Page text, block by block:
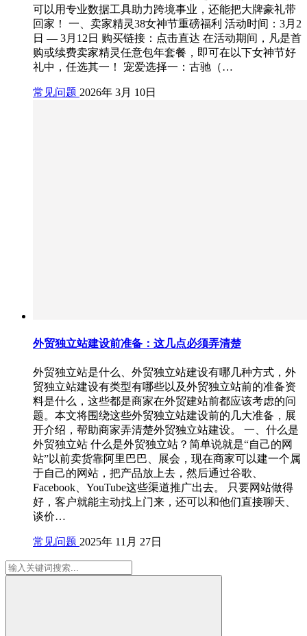
可以用专业数据工具助力跨境事业，还能把大牌豪礼带
回家！ 一、卖家精灵38女神节重磅福利 活动时间：3月2
日 — 3月12日 购买链接：点击直达 在活动期间，凡是首
购或续费卖家精灵任意包年套餐，即可在以下女神节好
礼中，任选其一！ 宠爱选择一：古驰（…
常见问题 2026年 3月 10日
外贸独立站建设前准备：这几点必须弄清楚
外贸独立站是什么、外贸独立站建设有哪几种方式，外
贸独立站建设有类型有哪些以及外贸独立站前的准备资
料是什么，这些都是商家在外贸建站前都应该考虑的问
题。本文将围绕这些外贸独立站建设前的几大准备，展
开介绍，帮助商家弄清楚外贸独立站建设。 一、什么是
外贸独立站 什么是外贸独立站？简单说就是“自己的网
站”以前卖货靠阿里巴巴、展会，现在商家可以建一个属
于自己的网站，把产品放上去，然后通过谷歌、
Facebook、YouTube这些渠道推广出去。 只要网站做得
好，客户就能主动找上门来，还可以和他们直接聊天、
谈价…
常见问题 2025年 11月 27日